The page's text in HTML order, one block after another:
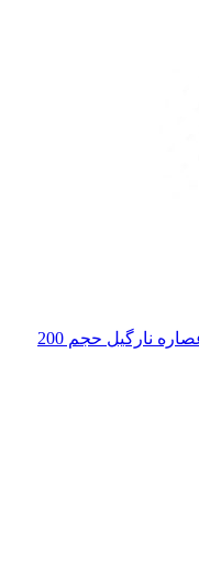
روغن برنزه کننده جامائیکا حاوی عصاره نارگیل حجم 200